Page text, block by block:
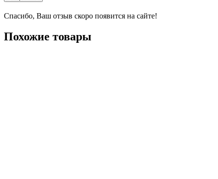
Спасибо, Ваш отзыв скоро появится на сайте!
Похожие товары